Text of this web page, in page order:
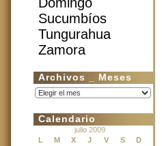
Sucumbíos
Tungurahua
Zamora
Archivos _ Meses
Archivos
Calendario
julio 2009
L
M X J V S
D